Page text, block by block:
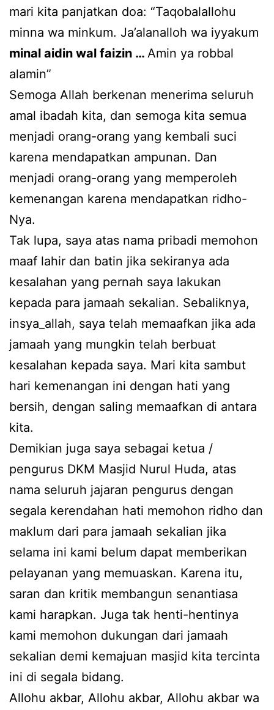
mari kita panjatkan doa: “Taqobalallohu
minna wa minkum. Ja’alanalloh wa iyyakum
minal aidin wal faizin … Amin ya robbal
alamin”
Semoga Allah berkenan menerima seluruh
amal ibadah kita, dan semoga kita semua
menjadi orang-orang yang kembali suci
karena mendapatkan ampunan. Dan
menjadi orang-orang yang memperoleh
kemenangan karena mendapatkan ridho-
Nya.
Tak lupa, saya atas nama pribadi memohon
maaf lahir dan batin jika sekiranya ada
kesalahan yang pernah saya lakukan
kepada para jamaah sekalian. Sebaliknya,
insya_allah, saya telah memaafkan jika ada
jamaah yang mungkin telah berbuat
kesalahan kepada saya. Mari kita sambut
hari kemenangan ini dengan hati yang
bersih, dengan saling memaafkan di antara
kita.
Demikian juga saya sebagai ketua /
pengurus DKM Masjid Nurul Huda, atas
nama seluruh jajaran pengurus dengan
segala kerendahan hati memohon ridho dan
maklum dari para jamaah sekalian jika
selama ini kami belum dapat memberikan
pelayanan yang memuaskan. Karena itu,
saran dan kritik membangun senantiasa
kami harapkan. Juga tak henti-hentinya
kami memohon dukungan dari jamaah
sekalian demi kemajuan masjid kita tercinta
ini di segala bidang.
Allohu akbar, Allohu akbar, Allohu akbar wa